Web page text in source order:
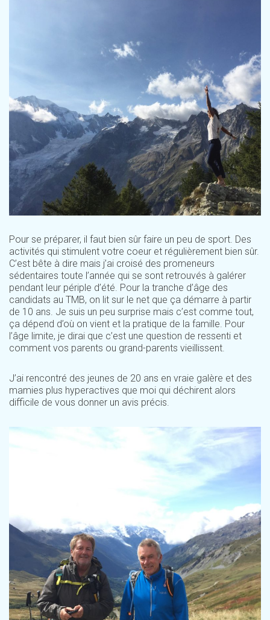
Pour se préparer, il faut bien sûr faire un peu de sport. Des
activités qui stimulent votre coeur et régulièrement bien sûr.
C’est bête à dire mais j’ai croisé des promeneurs
sédentaires toute l’année qui se sont retrouvés à galérer
pendant leur périple d’été. Pour la tranche d’âge des
candidats au TMB, on lit sur le net que ça démarre à partir
de 10 ans. Je suis un peu surprise mais c’est comme tout,
ça dépend d’où on vient et la pratique de la famille. Pour
l’âge limite, je dirai que c’est une question de ressenti et
comment vos parents ou grand-parents vieillissent.
J’ai rencontré des jeunes de 20 ans en vraie galère et des
mamies plus hyperactives que moi qui déchirent alors
difficile de vous donner un avis précis.